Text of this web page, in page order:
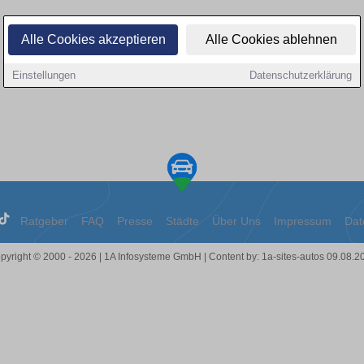
Alle Cookies akzeptieren Alle Cookies ablehnen
Einstellungen Datenschutzerklärung
Ratgeber FAQ Presse Städte Über Uns Impressum
© 2000 - 2026 | 1A Infosysteme GmbH | Content by: 1a-sites-autos